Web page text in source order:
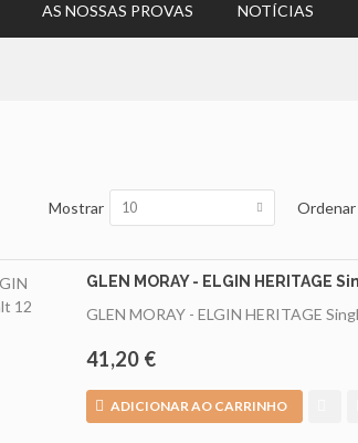
AS NOSSAS PROVAS NOTÍCIAS
Mostrar 10
GLEN MORAY - ELGIN HERITAGE
GLEN MORAY - ELGIN HERITAGE
41,20 €
ADICIONAR AO CARRINHO